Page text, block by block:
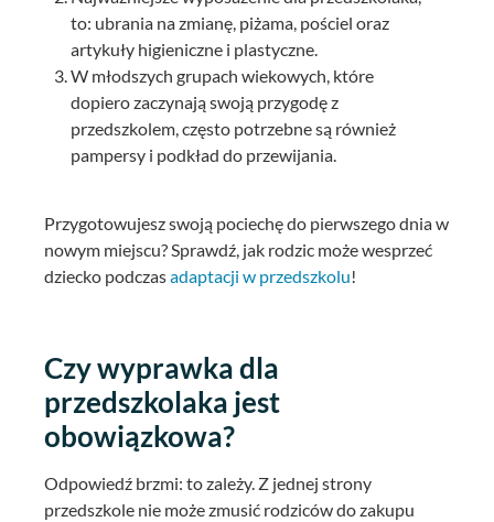
to: ubrania na zmianę, piżama, pościel oraz
artykuły higieniczne i plastyczne.
W młodszych grupach wiekowych, które
dopiero zaczynają swoją przygodę z
przedszkolem, często potrzebne są również
pampersy i podkład do przewijania.
Przygotowujesz swoją pociechę do pierwszego dnia w
nowym miejscu? Sprawdź, jak rodzic może wesprzeć
dziecko podczasadaptacji w przedszkolu!
Czy wyprawka dla
przedszkolaka jest
obowiązkowa?
Odpowiedź brzmi: to zależy. Z jednej strony
przedszkole nie może zmusić rodziców do zakupu